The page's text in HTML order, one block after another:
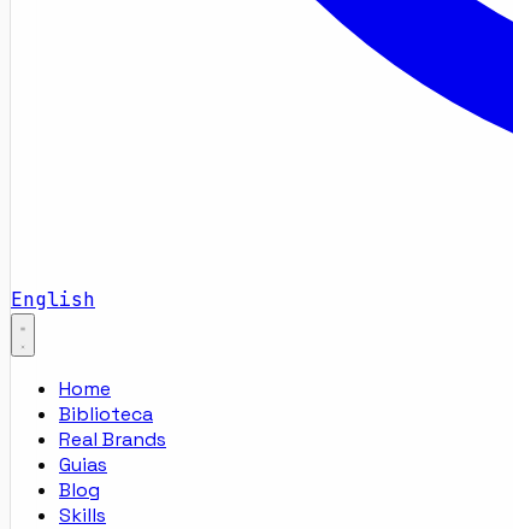
English
Home
Biblioteca
Real Brands
Guias
Blog
Skills